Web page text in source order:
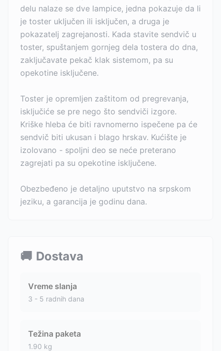
delu nalaze se dve lampice, jedna pokazuje da li
je toster uključen ili isključen, a druga je
pokazatelj zagrejanosti. Kada stavite sendvič u
toster, spuštanjem gornjeg dela tostera do dna,
zaključavate pekač klak sistemom, pa su
opekotine isključene.
Toster je opremljen zaštitom od pregrevanja,
isključiće se pre nego što sendviči izgore.
Kriške hleba će biti ravnomerno ispečene pa će
sendvič biti ukusan i blago hrskav. Kućište je
izolovano - spoljni deo se neće preterano
zagrejati pa su opekotine isključene.
Obezbeđeno je detaljno uputstvo na srpskom
jeziku, a garancija je godinu dana.
🚚 Dostava
Vreme slanja
3 - 5 radnih dana
Težina paketa
1.90 kg